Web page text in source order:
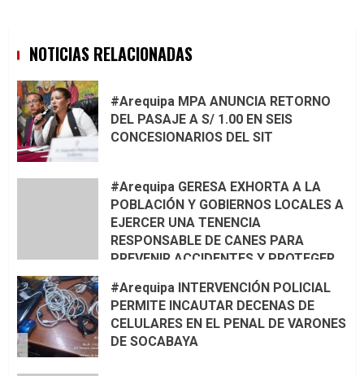
NOTICIAS RELACIONADAS
#Arequipa MPA ANUNCIA RETORNO
DEL PASAJE A S/ 1.00 EN SEIS
CONCESIONARIOS DEL SIT
#Arequipa GERESA EXHORTA A LA
POBLACIÓN Y GOBIERNOS LOCALES A
EJERCER UNA TENENCIA
RESPONSABLE DE CANES PARA
PREVENIR ACCIDENTES Y PROTEGER
#Arequipa INTERVENCIÓN POLICIAL
PERMITE INCAUTAR DECENAS DE
CELULARES EN EL PENAL DE VARONES
DE SOCABAYA